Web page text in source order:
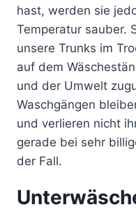
hast, werden sie
Temperatur sauber.
unsere Trunks im
auf dem
und der Umwelt
Waschgängen
und verlieren nicht
gerade bei sehr
der Fall.